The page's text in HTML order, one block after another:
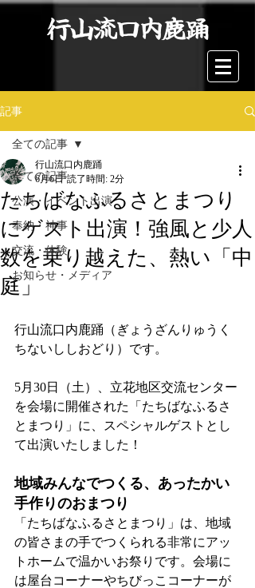
行山流口内鹿踊
記事
全ての記事
公演・イベント出演
奉納・神事
交流・体験
お知らせ・メディア
全ての記事
たちばなふるさとまつり
にゲスト出演！強風と少人
数を乗り越えた、熱い「中
庭」
行山流口内鹿踊
6月6日 読了時間: 2分
行山流口内鹿踊（ぎょうざんりゅうく
ちないししおどり）です。
5月30日（土）、立花地区交流センター
を会場に開催された「たちばなふるさ
とまつり」に、スペシャルゲストとし
て出演いたしました！
地域みんなでつくる、あったかい
手作りのおまつり
「たちばなふるさとまつり」は、地域
の皆さまの手でつくられる非常にアッ
トホームで温かいお祭りです。会場に
は屋台コーナーやちびっこコーナーが